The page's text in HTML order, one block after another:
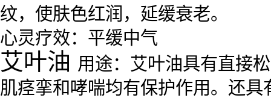
纹，使肤色红润，延缓衰老。
心灵疗效：平缓中气
艾叶油 用途：艾叶油具有直接
肌痉挛和哮喘均有保护作用。还